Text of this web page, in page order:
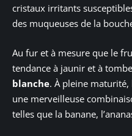
cristaux irritants
des muqueuses de la
Au fur et à mesure que le
tendance à jaunir et à
blanche. À pleine
une merveilleuse
telles que la banane,